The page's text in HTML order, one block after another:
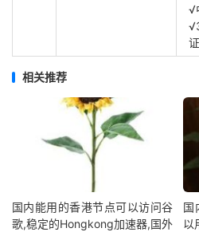
√
证
相关推荐
国内能用的香港节点可以访问谷
歌,稳定的Hongkong加速器,国外
国
以